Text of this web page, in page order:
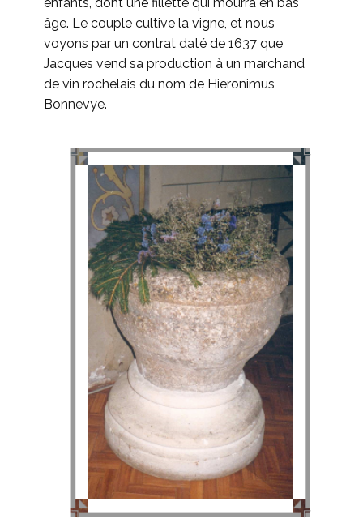
âge. Le couple cultive la vigne, et nous
voyons par un contrat daté de 1637 que
Jacques vend sa production à un marchand
de vin rochelais du nom de Hieronimus
Bonnevye.